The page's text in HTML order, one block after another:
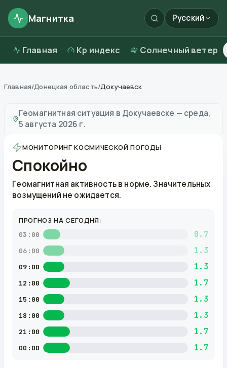
Магнитка Русский
Главная Kp индекс Солнечный ветер
Главная/Донецкая область/Докучаевск
Геомагнитная ситуация в Докучаевске — среда,
5 августа 2026 г.
МОНИТОРИНГ КОСМИЧЕСКОЙ ПОГОДЫ
Спокойно
Геомагнитная активность в норме. Значительных
возмущений не ожидается.
ПРОГНОЗ НА СЕГОДНЯ:
03:00 0.7
06:00 1.3
09:00 1.3
12:00 1.7
15:00 1.3
18:00 1.3
21:00 1.7
00:00 1.7